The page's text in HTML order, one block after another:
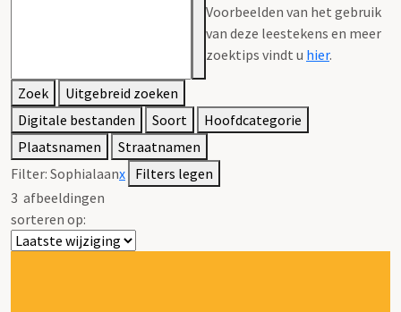
Voorbeelden van het gebruik
van deze leestekens en meer
zoektips vindt u hier.
Zoek
Uitgebreid zoeken
Digitale bestanden
Soort
Hoofdcategorie
Plaatsnamen
Straatnamen
Filter: Sophialaanx Filters legen
3 afbeeldingen
sorteren op: